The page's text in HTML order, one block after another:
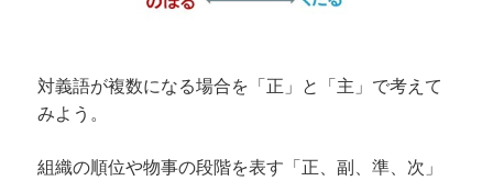
対義語が複数になる場合を「正」と「主」で考えて
みよう。
組織の順位や物事の段階を表す「正、副、準、次」